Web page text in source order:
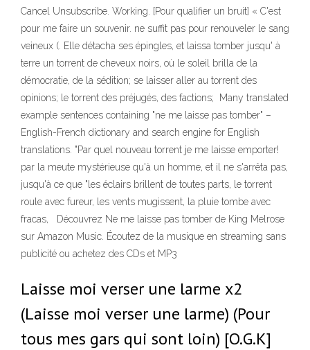
Cancel Unsubscribe. Working. [Pour qualifier un bruit] « C'est
pour me faire un souvenir. ne suffit pas pour renouveler le sang
veineux (. Elle détacha ses épingles, et laissa tomber jusqu' à
terre un torrent de cheveux noirs, où le soleil brilla de la
démocratie, de la sédition; se laisser aller au torrent des
opinions; le torrent des préjugés, des factions; Many translated
example sentences containing "ne me laisse pas tomber" –
English-French dictionary and search engine for English
translations. "Par quel nouveau torrent je me laisse emporter!
par la meute mystérieuse qu'à un homme, et il ne s'arrêta pas,
jusqu'à ce que "les éclairs brillent de toutes parts, le torrent
roule avec fureur, les vents mugissent, la pluie tombe avec
fracas, Découvrez Ne me laisse pas tomber de King Melrose
sur Amazon Music. Écoutez de la musique en streaming sans
publicité ou achetez des CDs et MP3
Laisse moi verser une larme x2
(Laisse moi verser une larme) (Pour
tous mes gars qui sont loin) [O.G.K]